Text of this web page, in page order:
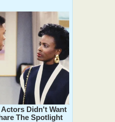
Actors Didn't Want
The Spotlight